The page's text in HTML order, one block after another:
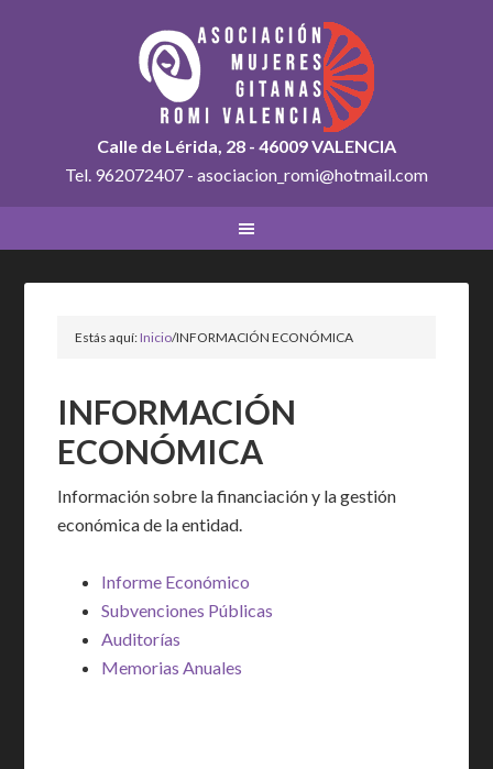
Calle de Lérida, 28 - 46009 VALENCIA
Tel. 962072407 - asociacion_romi@hotmail.com
Estás aquí:Inicio/INFORMACIÓN ECONÓMICA
INFORMACIÓN
ECONÓMICA
Información sobre la financiación y la gestión
económica de la entidad.
Informe Económico
Subvenciones Públicas
Auditorías
Memorias Anuales